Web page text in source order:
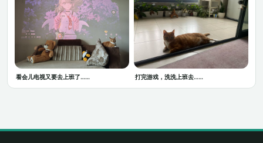
看会儿电视又要去上班了…… 打完游戏，洗洗上班去……